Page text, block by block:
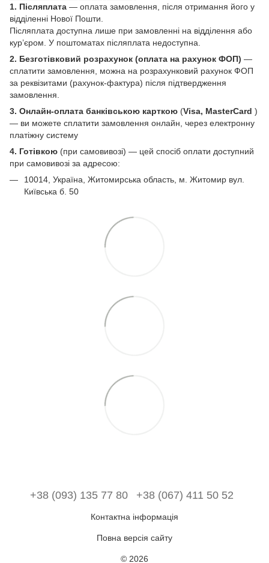
1. Післяплата — оплата замовлення, після отримання його у
відділенні Нової Пошти.
Післяплата доступна лише при замовленні на відділення або
кур’єром. У поштоматах післяплата недоступна.
2. Безготівковий розрахунок (оплата на рахунок ФОП) —
сплатити замовлення, можна на розрахунковий рахунок ФОП
за реквізитами (рахунок-фактура) після підтвердження
замовлення.
3. Онлайн-оплата банківською карткою (Visa, MasterCard )
— ви можете сплатити замовлення онлайн, через електронну
платіжну систему
4. Готівкою (при самовивозі) — цей спосіб оплати доступний
при самовивозі за адресою:
10014, Україна, Житомирська область, м. Житомир вул.
Київська б. 50
+38 (093) 135 77 80 +38 (067) 411 50 52
Контактна інформація
Повна версія сайту
© 2026